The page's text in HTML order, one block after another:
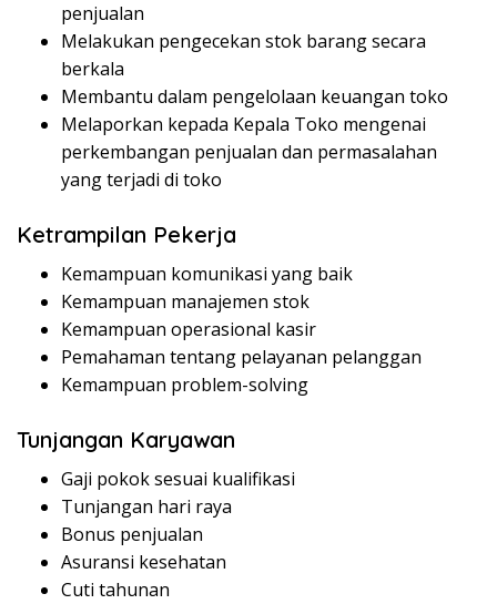
penjualan
Melakukan pengecekan stok barang secara
berkala
Membantu dalam pengelolaan keuangan toko
Melaporkan kepada Kepala Toko mengenai
perkembangan penjualan dan permasalahan
yang terjadi di toko
Ketrampilan Pekerja
Kemampuan komunikasi yang baik
Kemampuan manajemen stok
Kemampuan operasional kasir
Pemahaman tentang pelayanan pelanggan
Kemampuan problem-solving
Tunjangan Karyawan
Gaji pokok sesuai kualifikasi
Tunjangan hari raya
Bonus penjualan
Asuransi kesehatan
Cuti tahunan